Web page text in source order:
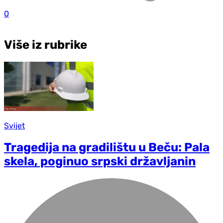
0
Više iz rubrike
Svijet
Tragedija na gradilištu u Beču: Pala
skela, poginuo srpski državljanin